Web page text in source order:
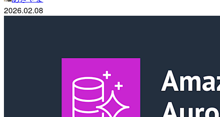
2026.02.08